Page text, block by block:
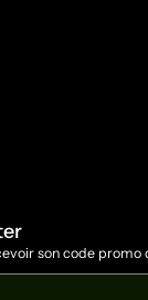
son code promo